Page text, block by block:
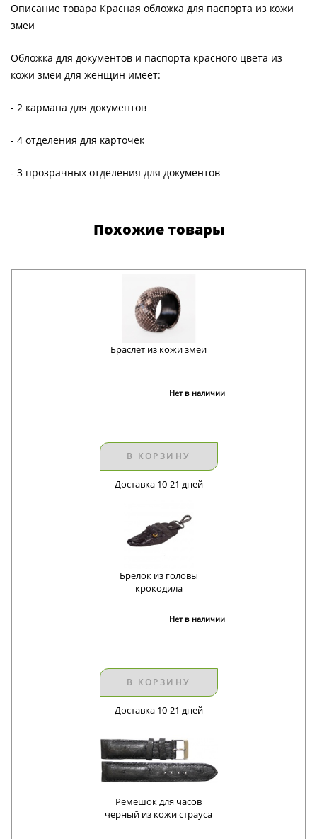
Описание товара Красная обложка для паспорта из кожи
змеи
Обложка для документов и паспорта красного цвета из
кожи змеи для женщин имеет:
- 2 кармана для документов
- 4 отделения для карточек
- 3 прозрачных отделения для документов
Похожие товары
Браслет из кожи змеи
Нет в наличии
В КОРЗИНУ
Доставка 10-21 дней
Брелок из головы
крокодила
Нет в наличии
В КОРЗИНУ
Доставка 10-21 дней
Ремешок для часов
черный из кожи страуса